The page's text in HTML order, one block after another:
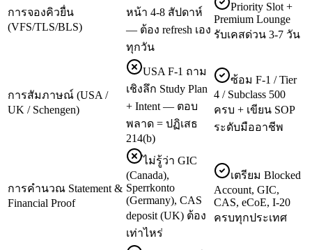
การจองคิวยื่น
(VFS/TLS/BLS)
หน้า 4-8 สัปดาห์
— ต้อง refresh เอง
ทุกวัน
Priority Slot +
Premium Lounge
รับเคสด่วน 3-7 วัน
การสัมภาษณ์ (USA /
UK / Schengen)
USA F-1 ถาม
เชิงลึก Study Plan
+ Intent — ตอบ
พลาด = ปฏิเสธ
214(b)
ซ้อม F-1 / Tier
4 / Subclass 500
ครบ + เขียน SOP
ระดับมืออาชีพ
การคำนวณ Statement &
Financial Proof
ไม่รู้ว่า GIC
(Canada),
Sperrkonto
(Germany), CAS
deposit (UK) ต้อง
เท่าไหร่
เตรียม Blocked
Account, GIC,
CAS, eCoE, I-20
ครบทุกประเทศ